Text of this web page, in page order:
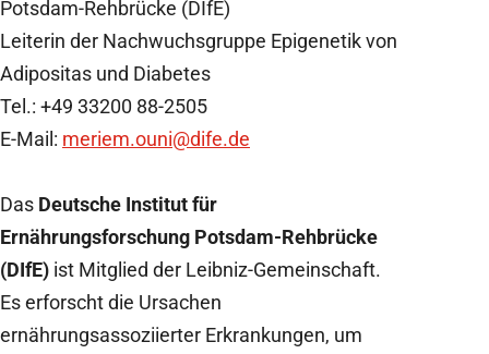
Potsdam-Rehbrücke (DIfE)
Leiterin der Nachwuchsgruppe Epigenetik von
Adipositas und Diabetes
Tel.: +49 33200 88-2505
E-Mail: meriem.ouni@dife.de
Das Deutsche Institut für
Ernährungsforschung Potsdam-Rehbrücke
(DIfE) ist Mitglied der Leibniz-Gemeinschaft.
Es erforscht die Ursachen
ernährungsassoziierter Erkrankungen, um